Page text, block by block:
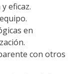
eficaz.
en
con otros